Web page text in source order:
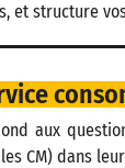
et structure
aux
CM) dans